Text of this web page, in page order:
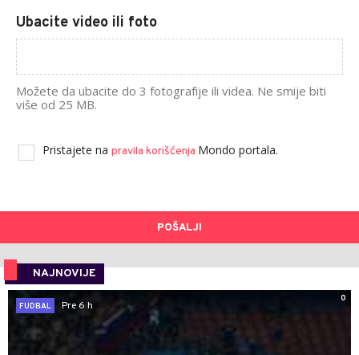
Ubacite video ili foto
Možete da ubacite do 3 fotografije ili videa. Ne smije biti
više od 25 MB.
Pristajete na pravila korišćenja Mondo portala.
POŠALJI
NAJNOVIJE
0
FUDBAL
Pre 6 h